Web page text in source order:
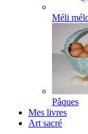
Méli
Pâques
Mes livres
Art sacré